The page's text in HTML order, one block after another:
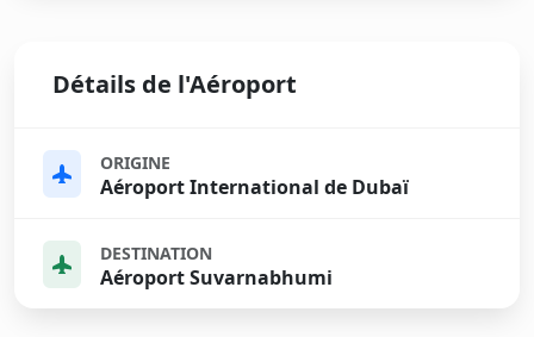
Détails de l'Aéroport
ORIGINE
Aéroport International de Dubaï
DESTINATION
Aéroport Suvarnabhumi